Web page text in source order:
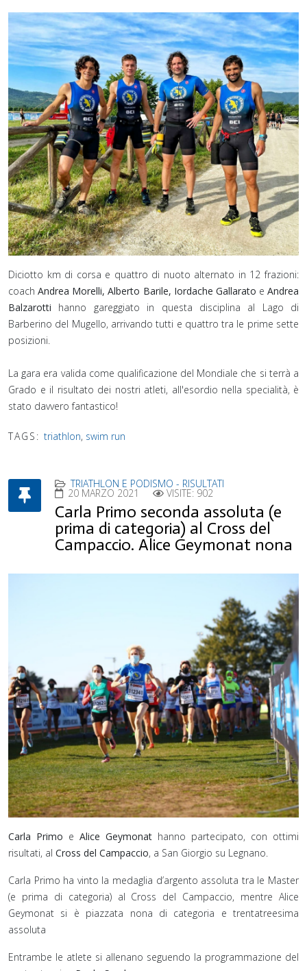
Diciotto km di corsa e quattro di nuoto alternato in 12 frazioni:
coachAndrea Morelli, Alberto Barile, Iordache Gallarato e Andrea
Balzarotti hanno gareggiato in questa disciplina al Lago di
Barberino del Mugello, arrivando tutti e quattro tra le prime sette
posizioni.⁣
La gara era valida come qualificazione del Mondiale che si terrà a
Grado e il risultato dei nostri atleti, all'esordio nella specialità, è
stato davvero fantastico!
TAGS: triathlon, swim run
TRIATHLON E PODISMO - RISULTATI
20 MARZO 2021 VISITE: 902
Carla Primo seconda assoluta (e
prima di categoria) al Cross del
Campaccio. Alice Geymonat nona
Carla Primo e Alice Geymonat hanno partecipato, con ottimi
risultati, al Cross del Campaccio, a San Giorgio su Legnano.
Carla Primo ha vinto la medaglia d’argento assoluta tra le Master
(e prima di categoria) al Cross del Campaccio, mentre Alice
Geymonat si è piazzata nona di categoria e trentatreesima
assoluta
Entrambe le atlete si allenano seguendo la programmazione del